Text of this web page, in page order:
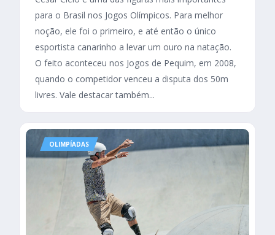
para o Brasil nos Jogos Olímpicos. Para melhor
noção, ele foi o primeiro, e até então o único
esportista canarinho a levar um ouro na natação.
O feito aconteceu nos Jogos de Pequim, em 2008,
quando o competidor venceu a disputa dos 50m
livres. Vale destacar também...
OLIMPÍADAS